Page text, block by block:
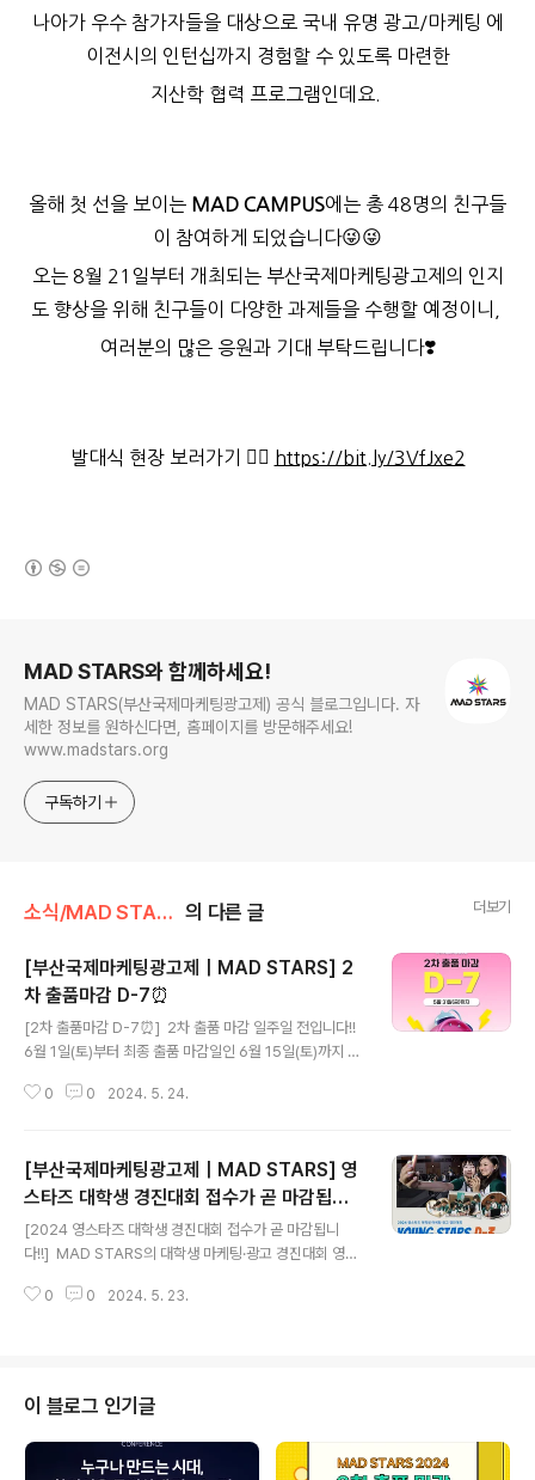
나아가 우수 참가자들을 대상으로 국내 유명 광고/마케팅 에
이전시의 인턴십까지 경험할 수 있도록 마련한
지산학 협력 프로그램인데요.
올해 첫 선을 보이는 MAD CAMPUS에는 총 48명의 친구들
이 참여하게 되었습니다😜😜
오는 8월 21일부터 개최되는 부산국제마케팅광고제의 인지
도 향상을 위해 친구들이 다양한 과제들을 수행할 예정이니,
여러분의 많은 응원과 기대 부탁드립니다❣️
발대식 현장 보러가기 👉🏻 https://bit.ly/3VfJxe2
MAD STARS와 함께하세요!
MAD STARS(부산국제마케팅광고제) 공식 블로그입니다. 자
세한 정보를 원하신다면, 홈페이지를 방문해주세요!
www.madstars.org
구독하기
소식/MAD STARS 소식 의 다른 글 더보기
[부산국제마케팅광고제｜MAD STARS] 2
차 출품마감 D-7⏰
[2차 출품마감 D-7⏰] 2차 출품 마감 일주일 전입니다!!
6월 1일(토)부터 최종 출품 마감일인 6월 15일(토)까지 지
세상을 바꿀 여러분의 MAD한 아이디어를 기다립니다! -
ate fee will be charged after 31 May. Please not
e that the final deadline is 15 June. Now is the ti
me to act! MAD STARS awaits your MAD ideas t
o change the world! MA..
0 0 2024. 5. 24.
[부산국제마케팅광고제｜MAD STARS] 영
스타즈 대학생 경진대회 접수가 곧 마감됩니
다‼️
[2024 영스타즈 대학생 경진대회 접수가 곧 마감됩니
다‼️] MAD STARS의 대학생 마케팅·광고 경진대회 영스
자 모집이 3일 뒤 종료됩니다🚨 대학생 및 대학원생이라
는 http://www.madstars.org에서 5월 26일(일)까지❗
오는 8월, 부산에서 만나요💪 -[YOUNG STARS Regi
stration Deadline D-3❗] Act Now! Registration d
eadline is imminent! Join the Young Stars ..
0 0 2024. 5. 23.
이 블로그 인기글